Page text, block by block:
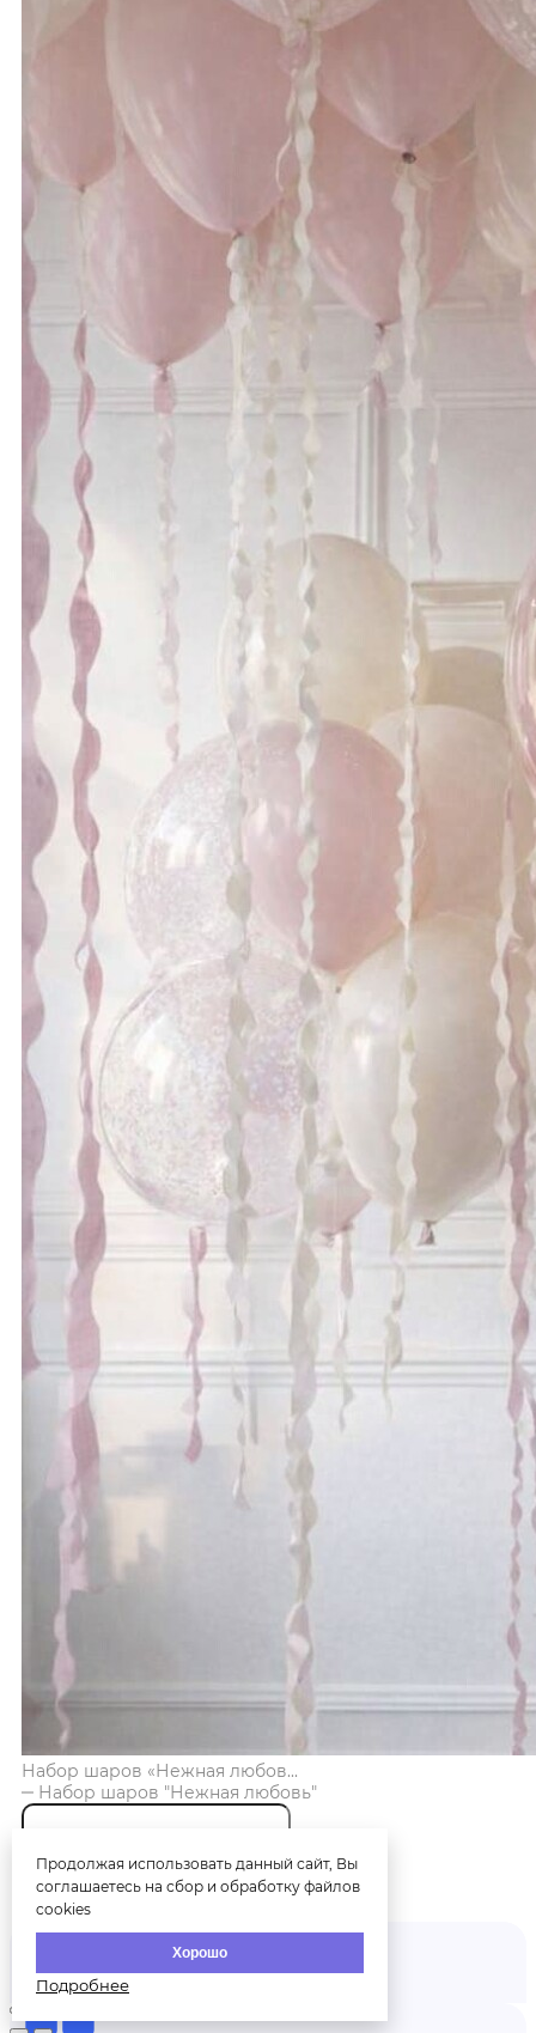
Набор шаров «Нежная любов...
Набор шаров "Нежная любовь"
Купить
Главная
Продолжая использовать данный сайт, Вы
соглашаетесь на сбор и обработку файлов
cookies
Хорошо
Подробнее